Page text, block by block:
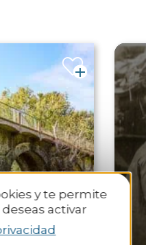
y te permite
activar